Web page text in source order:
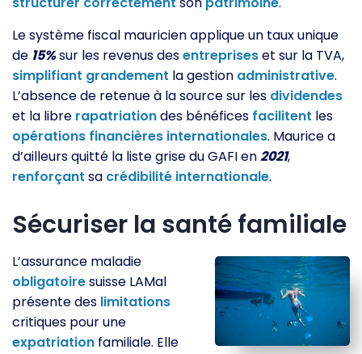
Le système fiscal mauricien applique un taux unique
de 15%sur les revenus desentrepriseset sur la TVA,
simplifiant grandement la gestion administrative.
L’absence de retenue à la source sur les dividendes
et la libre rapatriationdes bénéfices facilitent les
opérations financières internationales. Maurice a
d’ailleurs quitté la liste grise du GAFI en2021,
renforçant sa crédibilité internationale.
Sécuriser la santé familiale
L’assurance maladie
obligatoiresuisse LAMal
présente des limitations
critiques pour une
expatriation familiale. Elle